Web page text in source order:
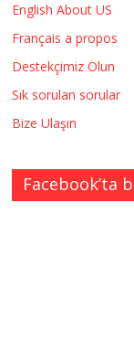
English About US
Français a propos
Destekçimiz Olun
Sık sorulan sorular
Bize Ulaşın
Facebook’ta